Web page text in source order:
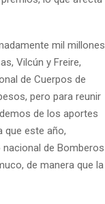
mil millones
Vilcún y Freire,
de Cuerpos de
pero para reunir
de los aportes
que este año,
de Bomberos
de manera que la